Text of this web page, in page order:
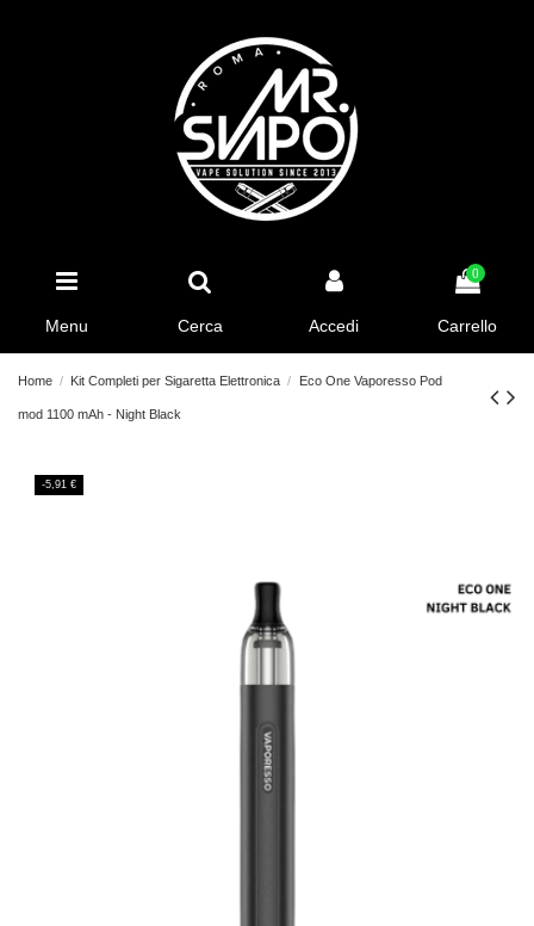
Menu Cerca Accedi
0
Carrello
Home Kit Completi per Sigaretta Elettronica Eco One Vaporesso Pod
mod 1100 mAh - Night Black
-5,91 €